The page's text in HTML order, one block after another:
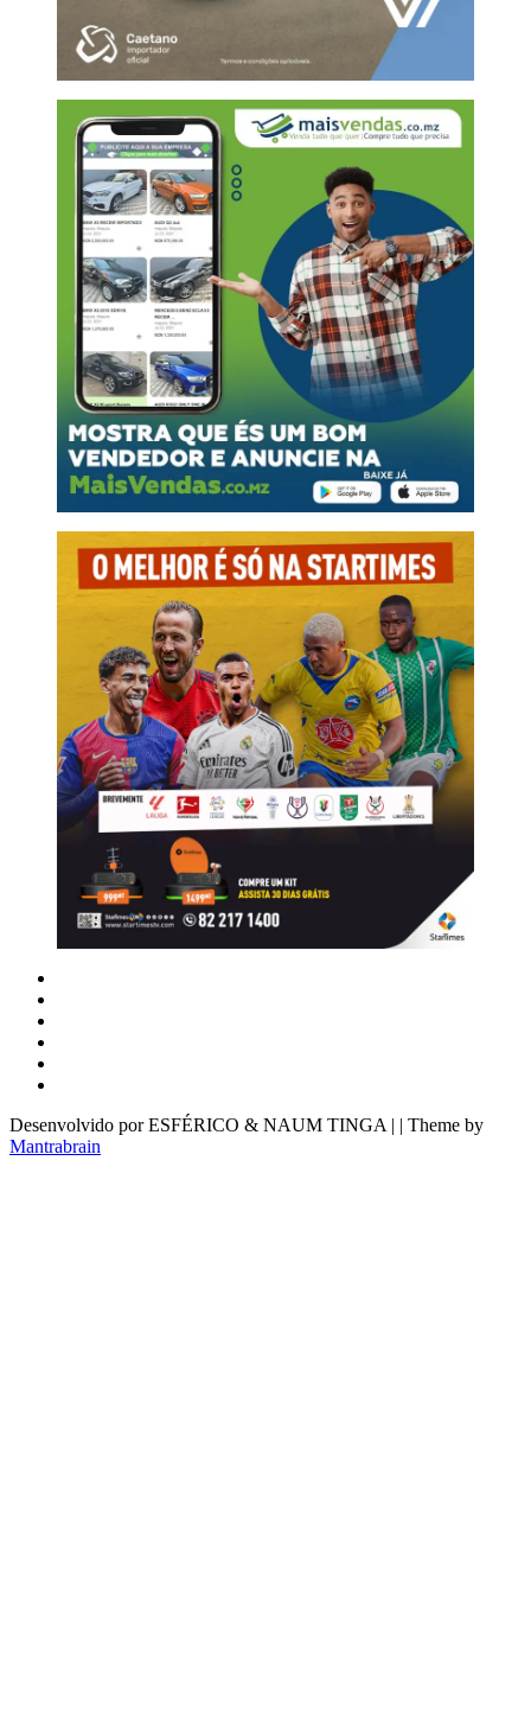
Desenvolvido por ESFÉRICO & NAUM TINGA | | Theme by
Mantrabrain